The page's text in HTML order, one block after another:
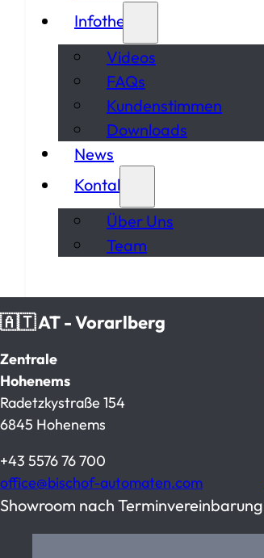
Infothek
Videos
FAQs
Kundenstimmen
Downloads
News
Kontakt
Über Uns
Team
🇦🇹 AT - Vorarlberg
Zentrale
Hohenems
Radetzkystraße 154
6845 Hohenems
+43 5576 76 700
office@bischof-automaten.com
Showroom nach Terminvereinbarung